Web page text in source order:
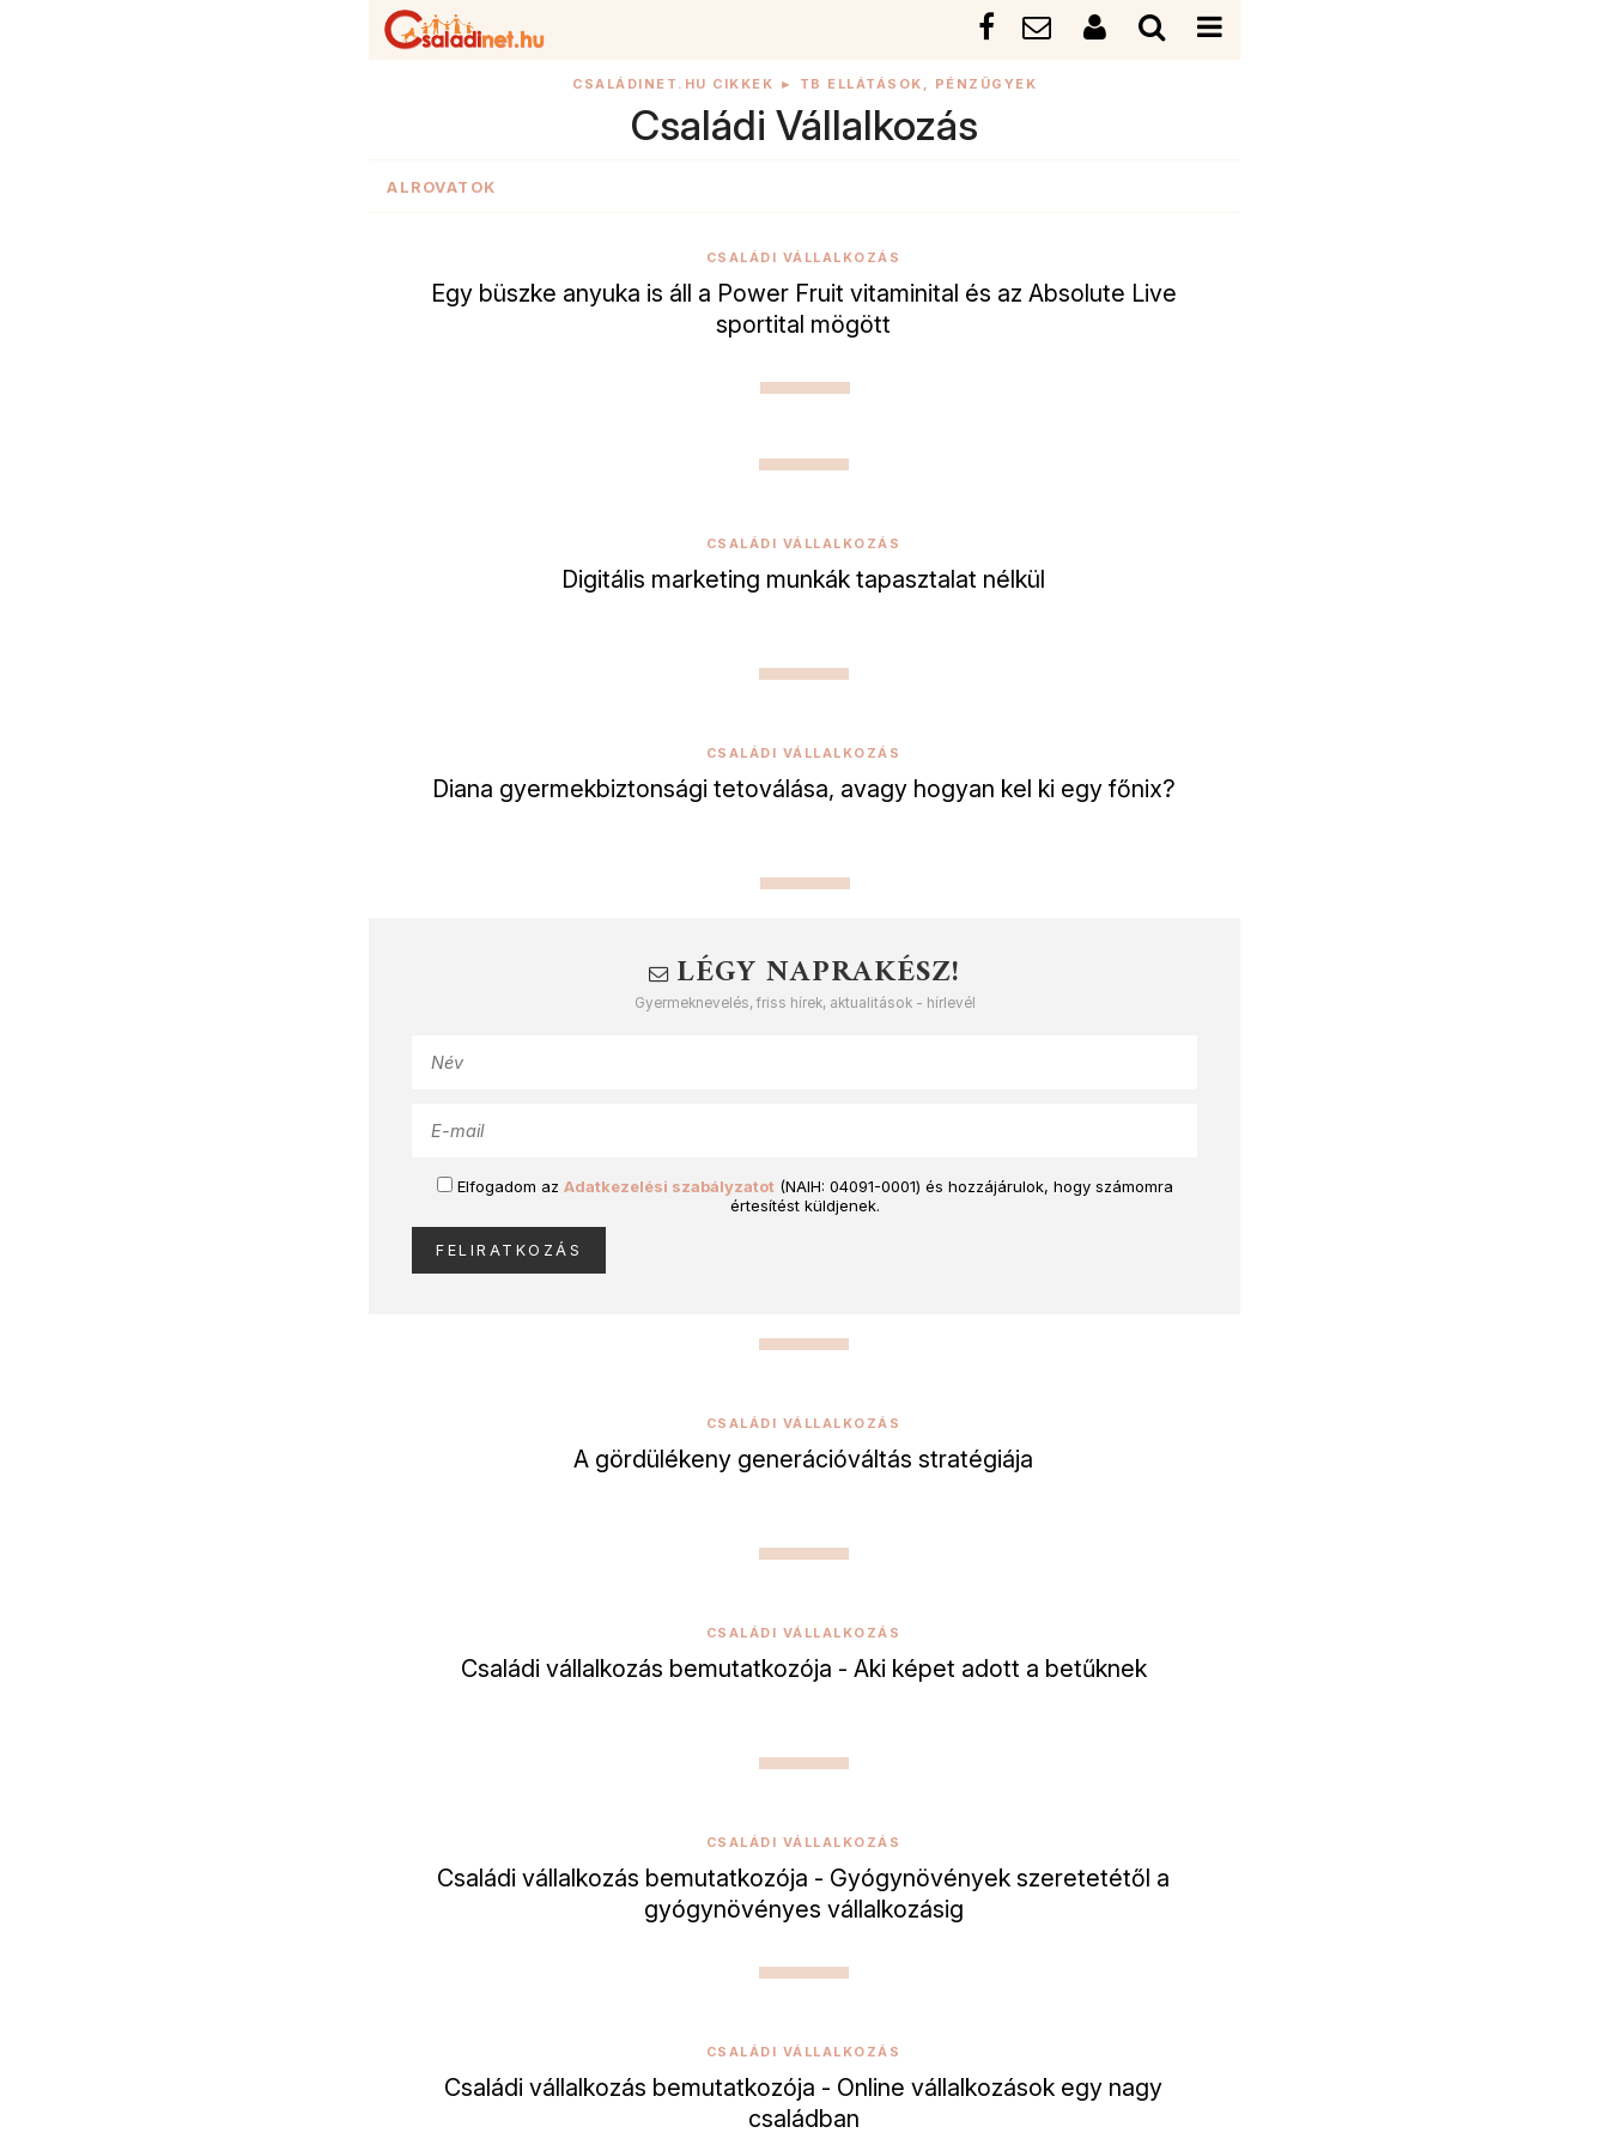
CSALÁDINET.HU CIKKEK ► TB ELLÁTÁSOK, PÉNZÜGYEK
Családi Vállalkozás
ALROVATOK
CSALÁDI VÁLLALKOZÁS
Egy büszke anyuka is áll a Power Fruit vitaminital és az Absolute Live
sportital mögött
CSALÁDI VÁLLALKOZÁS
Digitális marketing munkák tapasztalat nélkül
CSALÁDI VÁLLALKOZÁS
Diana gyermekbiztonsági tetoválása, avagy hogyan kel ki egy főnix?
LÉGY NAPRAKÉSZ!
Gyermeknevelés, friss hírek, aktualitások - hírlevél
Elfogadom az Adatkezelési szabályzatot(NAIH: 04091-0001) és hozzájárulok, hogy számomra
értesítést küldjenek.
CSALÁDI VÁLLALKOZÁS
A gördülékeny generációváltás stratégiája
CSALÁDI VÁLLALKOZÁS
Családi vállalkozás bemutatkozója - Aki képet adott a betűknek
CSALÁDI VÁLLALKOZÁS
Családi vállalkozás bemutatkozója - Gyógynövények szeretetétől a
gyógynövényes vállalkozásig
CSALÁDI VÁLLALKOZÁS
Családi vállalkozás bemutatkozója - Online vállalkozások egy nagy
családban